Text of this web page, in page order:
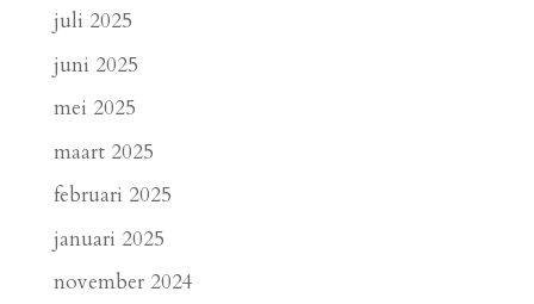
juli 2025
juni 2025
mei 2025
maart 2025
februari 2025
januari 2025
november 2024